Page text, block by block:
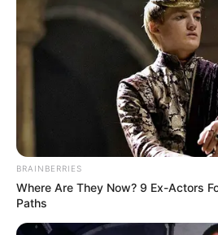
BRAINBERRIES
Where Are They Now? 9 Ex-Actors
Paths